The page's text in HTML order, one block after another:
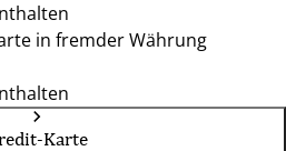
in fremder Währung
Karte